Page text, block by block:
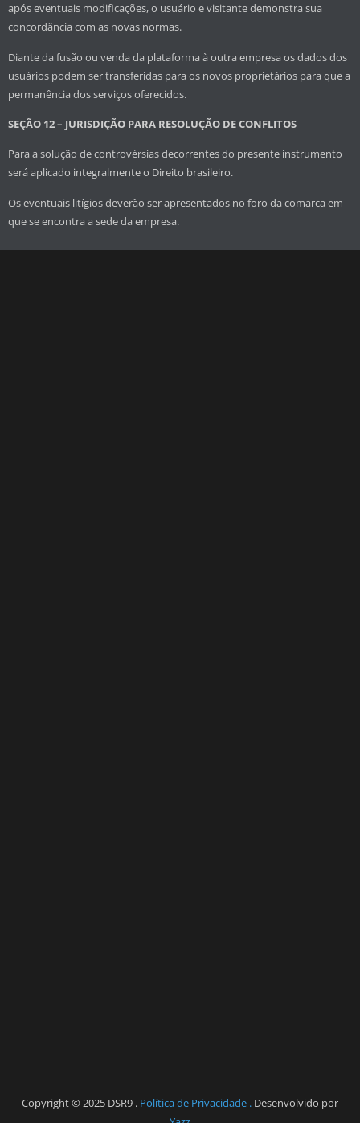
após eventuais modificações, o usuário e visitante demonstra sua
concordância com as novas normas.
Diante da fusão ou venda da plataforma à outra empresa os dados dos
usuários podem ser transferidas para os novos proprietários para que a
permanência dos serviços oferecidos.
SEÇÃO 12 – JURISDIÇÃO PARA RESOLUÇÃO DE CONFLITOS
Para a solução de controvérsias decorrentes do presente instrumento
será aplicado integralmente o Direito brasileiro.
Os eventuais litígios deverão ser apresentados no foro da comarca em
que se encontra a sede da empresa.
Copyright © 2025 DSR9 . Política de Privacidade . Desenvolvido por